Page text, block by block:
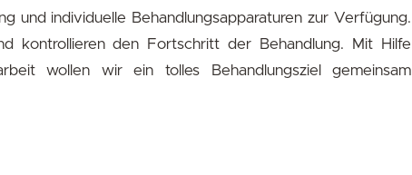
und individuelle Behandlungsapparaturen zur Verfügung.
kontrollieren den Fortschritt der Behandlung. Mit Hilfe
wollen wir ein tolles Behandlungsziel gemeinsam